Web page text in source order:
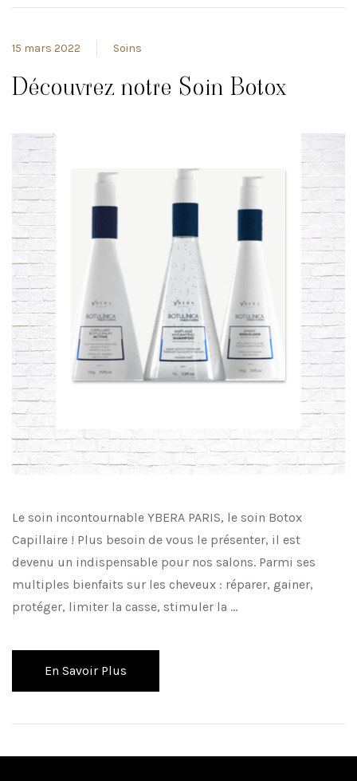
15 mars 2022 Soins
Découvrez notre Soin Botox
Le soin incontournable YBERA PARIS, le soin Botox
Capillaire ! Plus besoin de vous le présenter, il est
devenu un indispensable pour nos salons. Parmi ses
multiples bienfaits sur les cheveux : réparer, gainer,
protéger, limiter la casse, stimuler la …
En Savoir Plus